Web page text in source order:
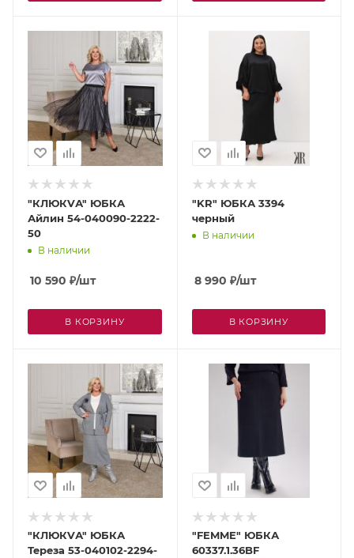
"КЛЮКVА" ЮБКА
Айлин 54-040090-2222-
50
В наличии
10 590 ₽/шт
В КОРЗИНУ
"KR" ЮБКА 3394
черный
В наличии
8 990 ₽/шт
В КОРЗИНУ
"КЛЮКVА" ЮБКА
Тереза 53-040102-2294-
"FEMME" ЮБКА
60337.1.36BF